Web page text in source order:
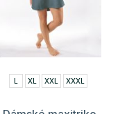
L XL XXL XXXL